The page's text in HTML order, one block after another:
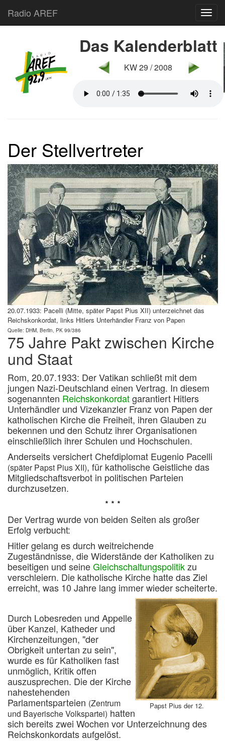
Radio AREF
Das Kalenderblatt
KW 29 / 2008
Der Stellvertreter
20.07.1933: Pacelli (Mitte, später Papst Pius XII) unterzeichnet das
Reichskonkordat, links Hitlers Unterhändler Franz von Papen
Quelle: DHM, Berlin, PK 99/386
75 Jahre Pakt zwischen Kirche
und Staat
Rom, 20.07.1933: Der Vatikan schließt mit dem
jungen Nazi-Deutschland einen Vertrag. In diesem
sogenannten Reichskonkordatgarantiert Hitlers
Unterhändler und Vizekanzler Franz von Papen der
katholischen Kirche die Freiheit, ihren Glauben zu
bekennen und den Schutz ihrer Organisationen
einschließlich ihrer Schulen und Hochschulen.
Anderseits versichert Chefdiplomat Eugenio Pacelli
(später Papst Pius XII), für katholische Geistliche das
Mitgliedschaftsverbot in politischen Parteien
durchzusetzen.
* * *
Der Vertrag wurde von beiden Seiten als großer
Erfolg verbucht:
Hitler gelang es durch weitreichende
Zugeständnisse, die Widerstände der Katholiken zu
beseitigen und seineGleichschaltungspolitikzu
verschleiern. Die katholische Kirche hatte das Ziel
erreicht, was 10 Jahre lang immer wieder scheiterte.
Papst Pius der 12.
Durch Lobesreden und Appelle
über Kanzel, Katheder und
Kirchenzeitungen, "der
Obrigkeit untertan zu sein",
wurde es für Katholiken fast
unmöglich, Kritik offen
auszusprechen. Die der Kirche
nahestehenden
Parlamentsparteien (Zentrum
und Bayerische Volkspartei) hatten
sich bereits zwei Wochen vor Unterzeichnung des
Reichskonkordats aufgelöst.